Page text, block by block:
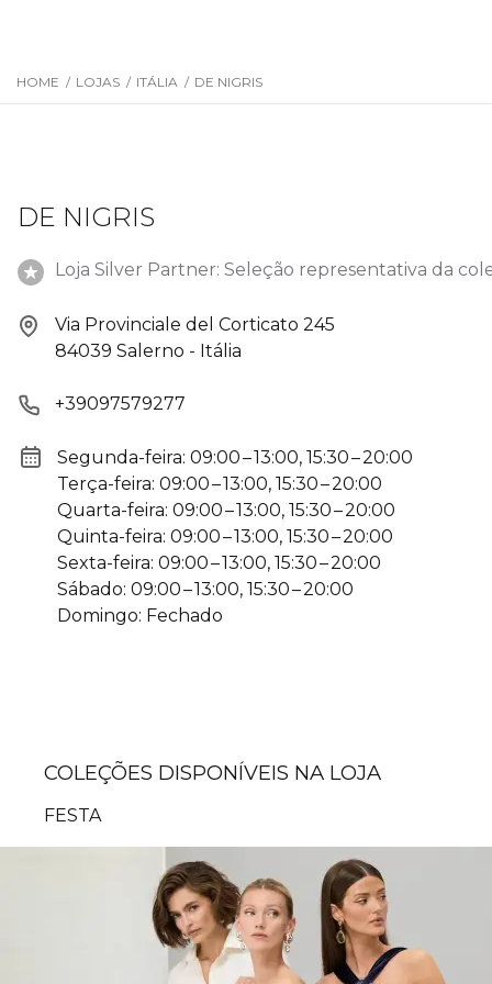
HOME / LOJAS / ITÁLIA / DE NIGRIS
DE NIGRIS
Loja Silver Partner: Seleção representativa da
Via Provinciale del Corticato 245
84039 Salerno - Itália
+39097579277
Segunda-feira: 09:00 – 13:00, 15:30 – 20:00
Terça-feira: 09:00 – 13:00, 15:30 – 20:00
Quarta-feira: 09:00 – 13:00, 15:30 – 20:00
Quinta-feira: 09:00 – 13:00, 15:30 – 20:00
Sexta-feira: 09:00 – 13:00, 15:30 – 20:00
Sábado: 09:00 – 13:00, 15:30 – 20:00
Domingo: Fechado
COLEÇÕES DISPONÍVEIS NA LOJA
FESTA